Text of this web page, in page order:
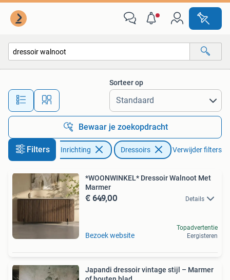
Alle afstanden…
Sorteer op
Bewaar je zoekopdracht
Filters
Huis en Inrichting Dressoirs Verwijder filters
*WOONWINKEL* Dressoir Walnoot Met
Marmer
€ 649,00 Details
Bezoek website
Topadvertentie
Eergisteren
Japandi dressoir vintage stijl – Marmer